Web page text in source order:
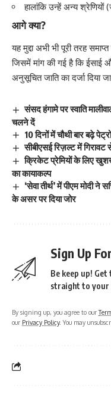
हालांकि उन्हें अन्य
आगे क्या?
यह मुद्दा अभी भी पूरी तरह
जिसमें मांग की गई है कि ईसाई
अनुसूचित जाति का दर्जा दिया
संसद हंगामे पर स्वाति
चलने दें
10 दिनों में चौथी बार बढ़े
सीबीएसई रिज़ल्ट में गिरावट
क्रिकेट प्रेमियों के लिए
का कायाकल्प
‘सेवा तीर्थ’ में पीएम मोदी
के असर पर दिया जोर
Sign Up
Be keep up!
straight to your
By signing up, you agree to our
our Privacy Policy. You may